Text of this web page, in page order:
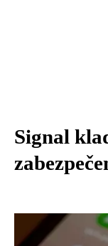
Signal